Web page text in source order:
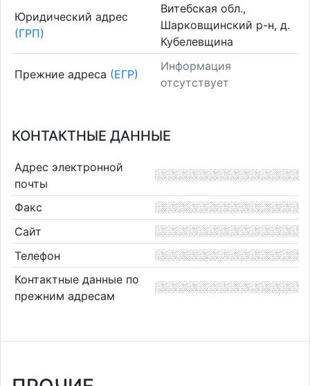
Юридический адрес
(ГРП)
Витебская обл.,
Шарковщинский р-н, д.
Кубелевщина
Прежние адреса (ЕГР)
Информация
отсутствует
КОНТАКТНЫЕ ДАННЫЕ
Адрес электронной
почты
Факс
Сайт
Телефон
Контактные данные по
прежним адресам